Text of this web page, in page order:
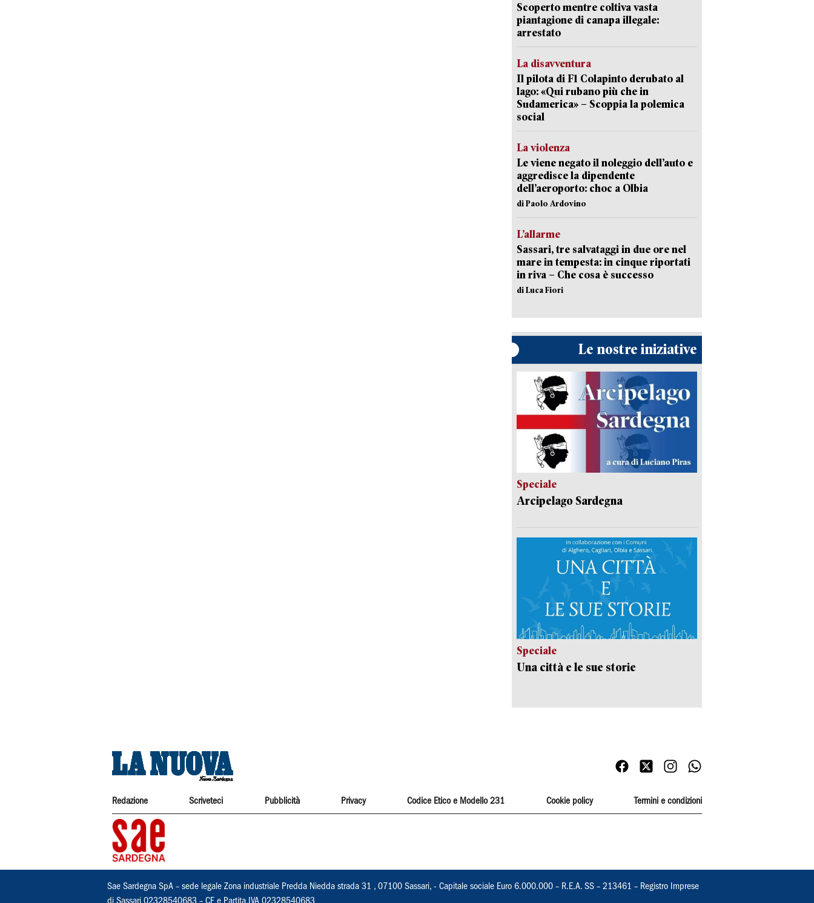
Scoperto mentre coltiva vasta
piantagione di canapa illegale:
arrestato
La disavventura
Il pilota di F1 Colapinto derubato al
lago: «Qui rubano più che in
Sudamerica» – Scoppia la polemica
social
La violenza
Le viene negato il noleggio dell’auto e
aggredisce la dipendente
dell’aeroporto: choc a Olbia
di Paolo Ardovino
L’allarme
Sassari, tre salvataggi in due ore nel
mare in tempesta: in cinque riportati
in riva – Che cosa è successo
di Luca Fiori
Le nostre iniziative
Speciale
Arcipelago Sardegna
Speciale
Una città e le sue storie
Redazione Scriveteci Pubblicità Privacy Codice Etico e Modello 231 Cookie policy Termini e condizioni
Sae Sardegna SpA – sede legale Zona industriale Predda Niedda strada 31 , 07100 Sassari, - Capitale sociale Euro 6.000.000 – R.E.A. SS – 213461 – Registro Imprese
di Sassari 02328540683 – CF e Partita IVA 02328540683